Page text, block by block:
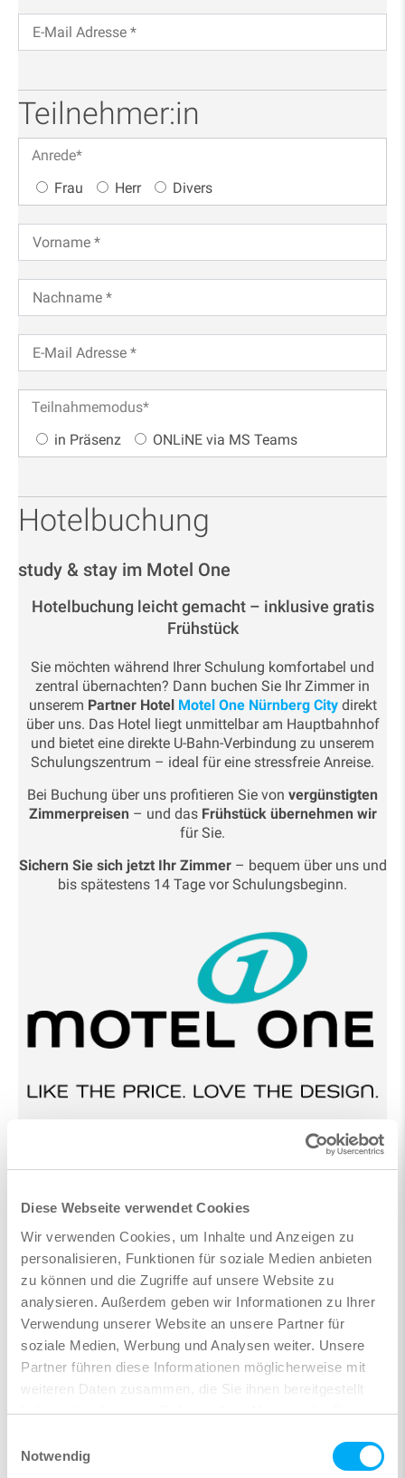
Diese Webseite verwendet Cookies
Wir verwenden Cookies, um Inhalte und Anzeigen zu
personalisieren, Funktionen für soziale Medien anbieten
zu können und die Zugriffe auf unsere Website zu
analysieren. Außerdem geben wir Informationen zu Ihrer
Verwendung unserer Website an unsere Partner für
soziale Medien, Werbung und Analysen weiter. Unsere
Partner führen diese Informationen möglicherweise mit
weiteren Daten zusammen, die Sie ihnen bereitgestellt
haben oder die sie im Rahmen Ihrer Nutzung der Dienste
Notwendig
Teilnehmer:in
Anrede*
Frau
Herr Divers
Teilnahmemodus*
in Präsenz
ONLiNE via MS Teams
Hotelbuchung
study & stay im Motel One
Hotelbuchung leicht gemacht – inklusive gratis
Frühstück
Sie möchten während Ihrer Schulung komfortabel und
zentral übernachten? Dann buchen Sie Ihr Zimmer in
unserem Partner Hotel Motel One Nürnberg Citydirekt
über uns. Das Hotel liegt unmittelbar am Hauptbahnhof
und bietet eine direkte U-Bahn-Verbindung zu unserem
Schulungszentrum – ideal für eine stressfreie Anreise.
Bei Buchung über uns profitieren Sie von vergünstigten
Zimmerpreisen – und das Frühstück übernehmen wir
für Sie.
Sichern Sie sich jetzt Ihr Zimmer– bequem über uns und
bis spätestens 14 Tage vor Schulungsbeginn.
Frühstück) buchen?*
Ich hätte gerne ein Zimmer für 60€/Nacht (inkl.
Frühstück), möchte am ersten Schulungstag an-
und am letzten Schulungstag abreisen
Ich hätte gerne ein Zimmer für 60€/Nacht (inkl.
Frühstück), möchte am Vortag an- und am letzten
Schulungstag abreisen
Ich hätte gerne ein Zimmer für 60€/Nacht (inkl.
Frühstück), möchte am Vortag an- und am Tag nach